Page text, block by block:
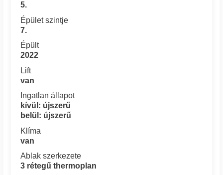
5.
Épület szintje
7.
Épült
2022
Lift
van
Ingatlan állapot
kívül: újszerű
belül: újszerű
Klíma
van
Ablak szerkezete
3 rétegű thermoplan